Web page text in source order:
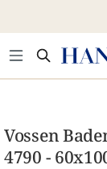
Vossen
4790 -